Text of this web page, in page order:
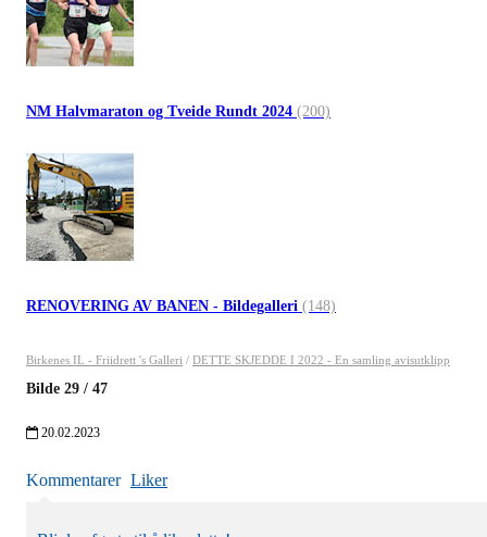
NM Halvmaraton og Tveide Rundt 2024 (200)
RENOVERING AV BANEN - Bildegalleri (148)
Birkenes IL - Friidrett 's Galleri / DETTE SKJEDDE I 2022 - En samling avisutklipp
Bilde 29 / 47
20.02.2023
Kommentarer Liker